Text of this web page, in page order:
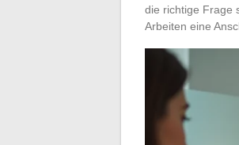
die richtige Frage
Arbeiten eine